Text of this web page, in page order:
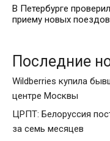
В Петербурге
приему новых поездов
Последние
Wildberries купила
центре Москвы
ЦРПТ: Белоруссия
за семь месяцев